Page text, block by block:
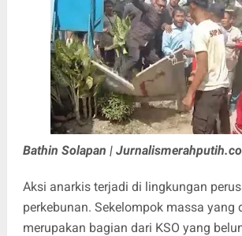
Bathin Solapan |
Aksi anarkis terjadi di lingkungan
perkebunan. Sekelompok massa yang
merupakan bagian dari KSO yang